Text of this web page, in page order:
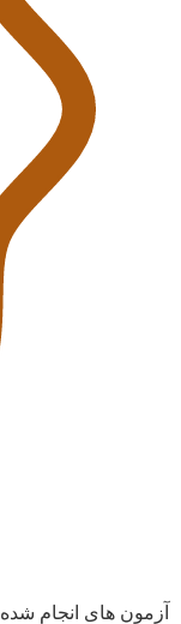
آزمون های انجام شده